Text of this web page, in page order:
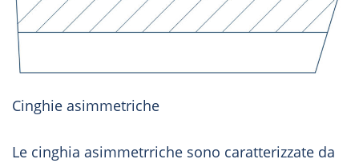
Cinghie asimmetriche
Le cinghia asimmetrriche sono caratterizzate da